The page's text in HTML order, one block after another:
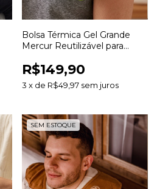
Bolsa Térmica Gel Grande
Mercur Reutilizável para
R$149,90
3 x de R$49,97 sem juros
SEM ESTOQUE